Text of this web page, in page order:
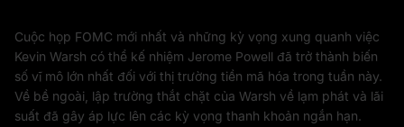
Cuộc họp FOMC mới nhất và những kỳ vọng xung quanh việc
Kevin Warsh có thể kế nhiệm Jerome Powell đã trở thành biến
số vĩ mô lớn nhất đối với thị trường tiền mã hóa trong tuần này.
Về bề ngoài, lập trường thắt chặt của Warsh về lạm phát và lãi
suất đã gây áp lực lên các kỳ vọng thanh khoản ngắn hạn.